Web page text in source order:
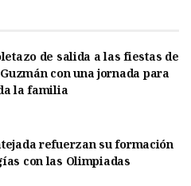
de salida a las fiestas de
con una jornada para
la familia
refuerzan su formación
con las Olimpiadas